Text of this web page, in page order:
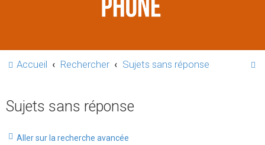
Accueil Rechercher Sujets sans réponse
Sujets sans réponse
Aller sur la recherche avancée